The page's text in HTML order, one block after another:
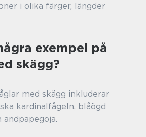
i olika färger, längder
exempel på
skägg?
med skägg inkluderar
kardinalfågeln, blåögd
andpapegoja.